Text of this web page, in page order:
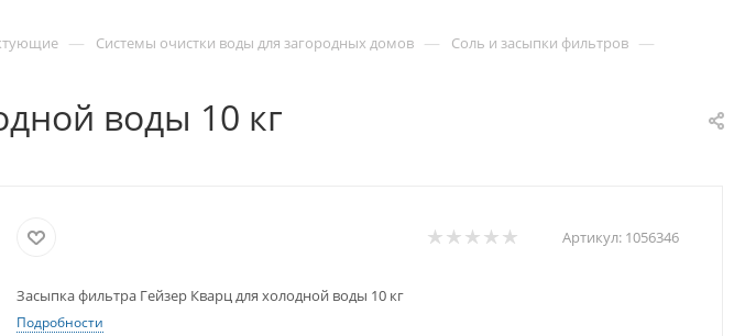
— Системы очистки воды для загородных домов — Соль и засыпки фильтров —
воды 10 кг
Артикул: 1056346
Засыпка фильтра Гейзер Кварц для холодной воды 10 кг
Подробности